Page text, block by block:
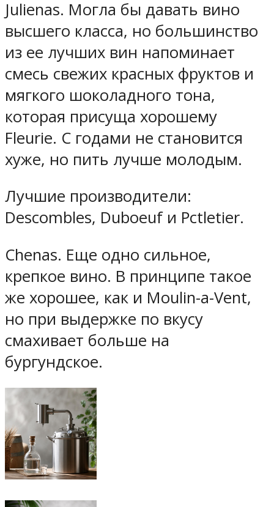
Julienas. Могла бы давать вино
высшего класса, но большинство
из ее лучших вин напоминает
смесь свежих красных фруктов и
мягкого шоколадного тона,
которая присуща хорошему
Fleurie. С годами не становится
хуже, но пить лучше молодым.
Лучшие производители:
Descombles, Duboeuf и Pctletier.
Chenas. Еще одно сильное,
крепкое вино. В принципе такое
же хорошее, как и Moulin-a-Vent,
но при выдержке по вкусу
смахивает больше на
бургундское.